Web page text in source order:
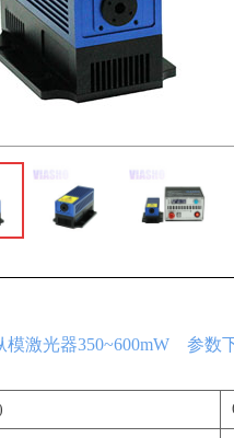
模激光器350~600mW 参数